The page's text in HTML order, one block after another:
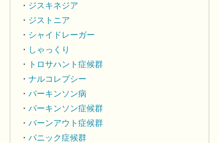
ジスキネジア
ジストニア
シャイドレーガー
しゃっくり
トロサハント症候群
ナルコレプシー
パーキンソン病
パーキンソン症候群
バーンアウト症候群
パニック症候群